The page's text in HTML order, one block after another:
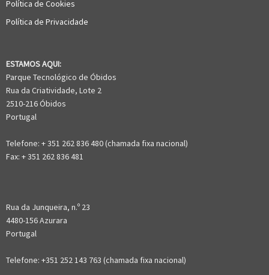
Política de Cookies
Política de Privacidade
ESTAMOS AQUI:
Parque Tecnológico de Óbidos
Rua da Criatividade, Lote 2
2510-216 Óbidos
Portugal
Telefone: + 351 262 836 480 (chamada fixa nacional)
Fax: + 351 262 836 481
Rua da Junqueira, n.º 23
4480-156 Azurara
Portugal
Telefone: +351 252 143 763 (chamada fixa nacional)